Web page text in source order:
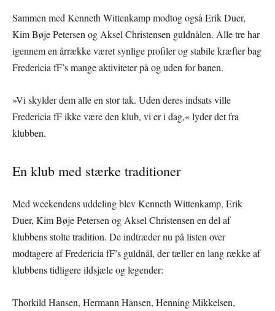
Sammen med Kenneth Wittenkamp modtog også Erik Duer,
Kim Bøje Petersen og Aksel Christensen guldnålen. Alle tre har
igennem en årrække været synlige profiler og stabile kræfter bag
Fredericia fF’s mange aktiviteter på og uden for banen.
»Vi skylder dem alle en stor tak. Uden deres indsats ville
Fredericia fF ikke være den klub, vi er i dag,« lyder det fra
klubben.
En klub med stærke traditioner
Med weekendens uddeling blev Kenneth Wittenkamp, Erik
Duer, Kim Bøje Petersen og Aksel Christensen en del af
klubbens stolte tradition. De indtræder nu på listen over
modtagere af Fredericia fF’s guldnål, der tæller en lang række af
klubbens tidligere ildsjæle og legender:
Thorkild Hansen, Hermann Hansen, Henning Mikkelsen,